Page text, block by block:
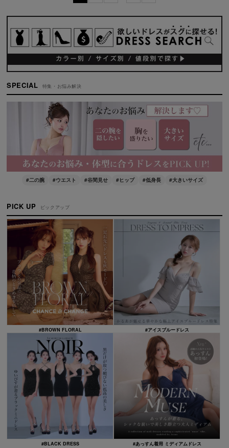
SPECIAL 特集・お悩み解決
#二の腕 #ウエスト #谷間見せ #ヒップ #低身長 #大きいサイズ
PICK UP ピックアップ
#BROWN FLORAL #アイスブルードレス
#BLACK DRESS #あっすん着用 ミディアムドレス